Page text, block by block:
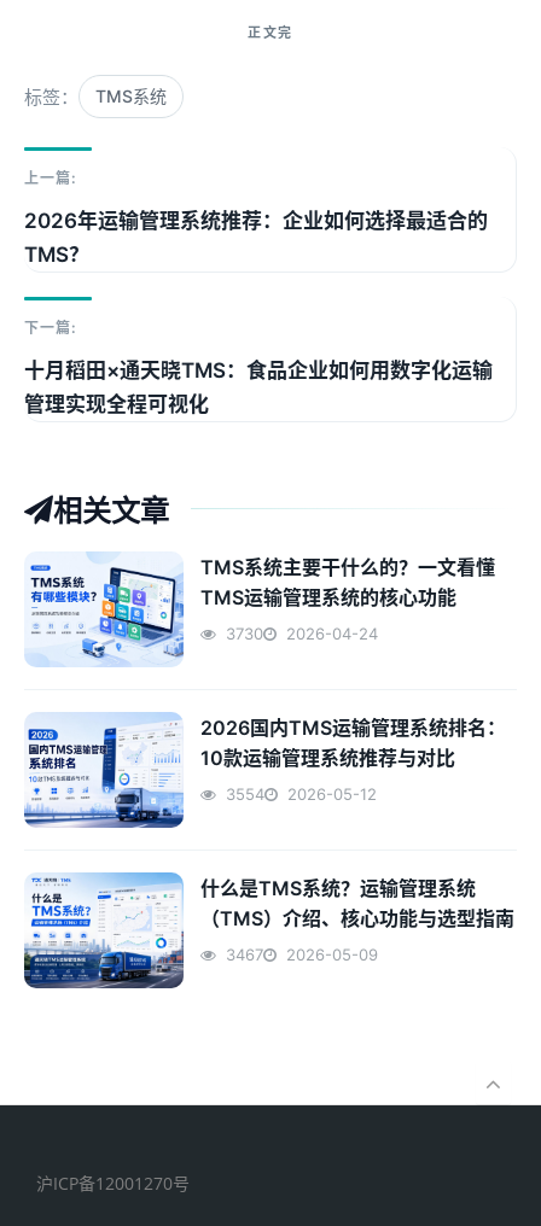
标签： TMS系统
上一篇:
2026年运输管理系统推荐：企业如何选择最适合的
TMS？
下一篇:
十月稻田×通天晓TMS：食品企业如何用数字化运输
管理实现全程可视化
相关文章
TMS系统主要干什么的？一文看懂
TMS运输管理系统的核心功能
3730 2026-04-24
2026国内TMS运输管理系统排名：
10款运输管理系统推荐与对比
3554 2026-05-12
什么是TMS系统？运输管理系统
（TMS）介绍、核心功能与选型指南
3467 2026-05-09
沪ICP备12001270号